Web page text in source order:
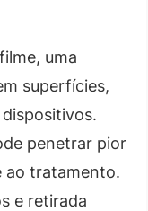
uma
superfícies,
penetrar pior
ao tratamento.
e retirada